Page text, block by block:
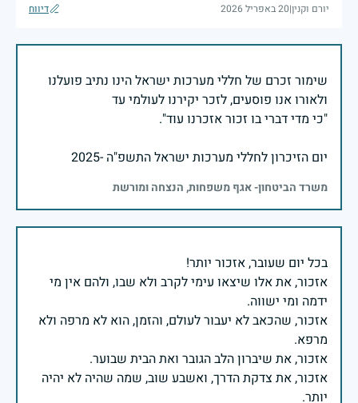
יורם וקנין|20 באפריל 2026 דיווח
שימור זכרם של חללי מערכות ישראל הינו נתיב פועלנו
יום הזיכרון לחללי מערכות ישראל התשפ"ה -2025
משרד הביטחון- אגף משפחות, הנצחה ומורשת
אזכור, את אלו שיצאו עימי לקרב ולא שבו, ולהם אין מי
אזכור, שהכאב לא יעבור לעולם, והזמן, הוא לא מרפה ולא
אזכור, את צדקת הדרך, ואשבע שוב, שמה שהיה לא יהיה